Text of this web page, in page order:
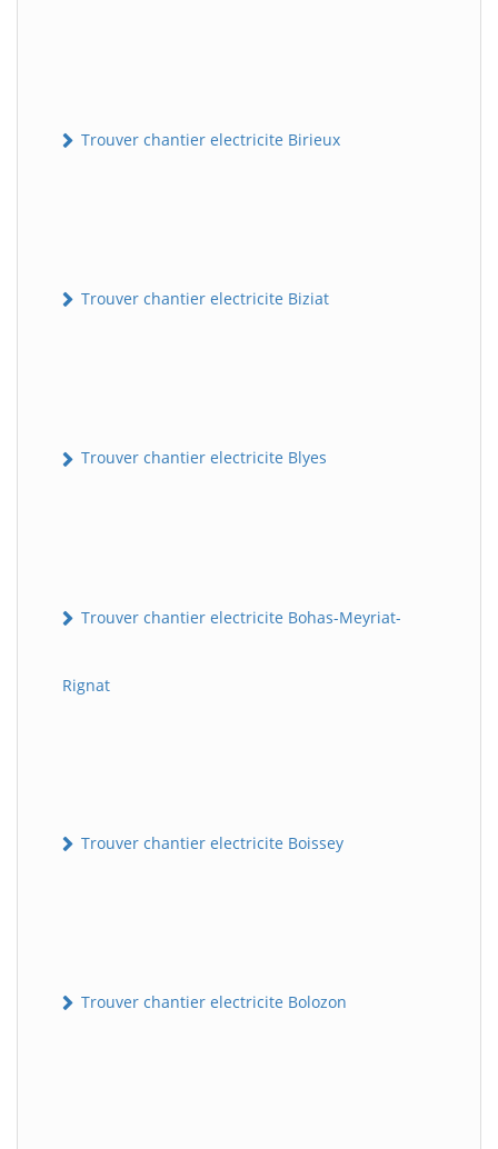
Trouver chantier electricite Birieux
Trouver chantier electricite Biziat
Trouver chantier electricite Blyes
Trouver chantier electricite Bohas-Meyriat-
Rignat
Trouver chantier electricite Boissey
Trouver chantier electricite Bolozon